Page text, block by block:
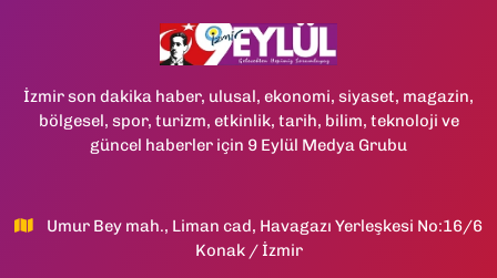
İzmir son dakika haber, ulusal, ekonomi, siyaset, magazin,
bölgesel, spor, turizm, etkinlik, tarih, bilim, teknoloji ve
güncel haberler için 9 Eylül Medya Grubu
Umur Bey mah., Liman cad, Havagazı Yerleşkesi No:16/6
Konak / İzmir